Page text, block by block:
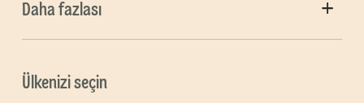
Daha fazlası
Ülkenizi seçin